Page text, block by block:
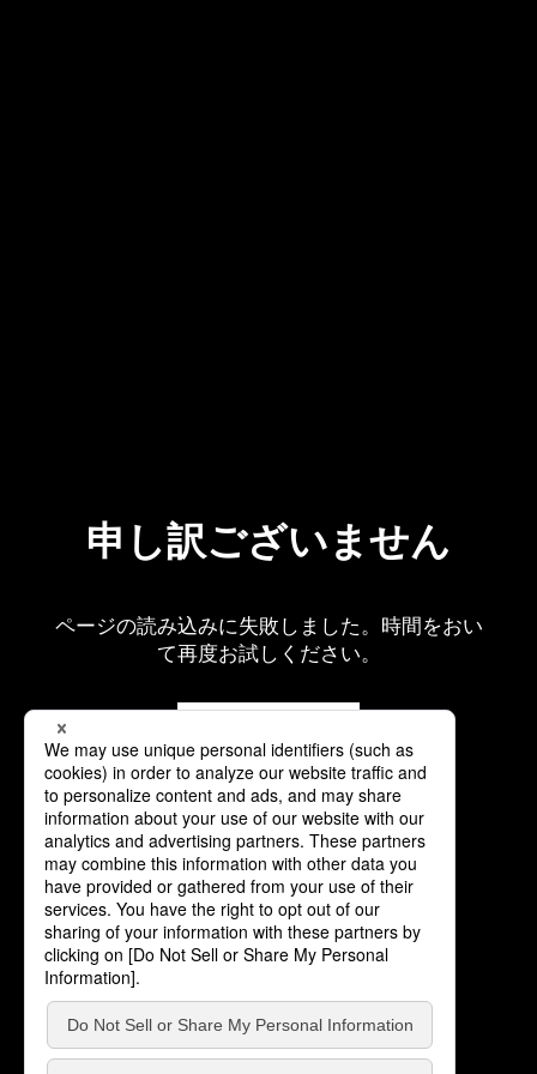
申し訳ございません
ページの読み込みに失敗しました。時間をおい
て再度お試しください。